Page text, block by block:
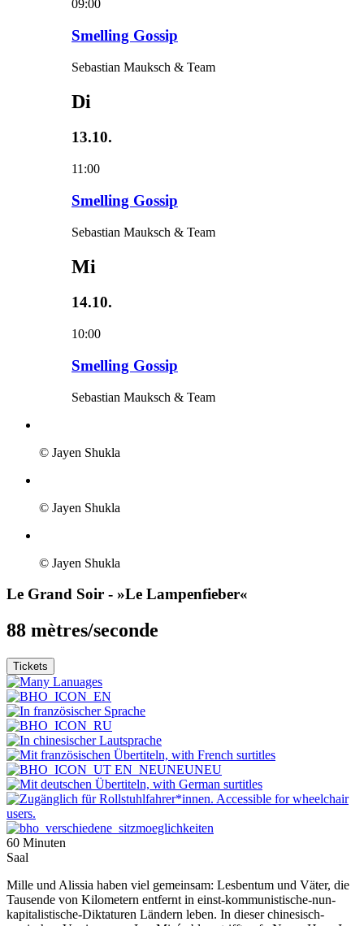
09:00
Smelling Gossip
Sebastian Mauksch & Team
Di
13.10.
11:00
Smelling Gossip
Sebastian Mauksch & Team
Mi
14.10.
10:00
Smelling Gossip
Sebastian Mauksch & Team
© Jayen Shukla
© Jayen Shukla
© Jayen Shukla
Le Grand Soir - »Le Lampenfieber«
88 mètres/seconde
Tickets
60 Minuten
Saal
Mille und Alissia haben viel gemeinsam: Lesbentum und Väter, die
Tausende von Kilometern entfernt in einst-kommunistische-nun-
kapitalistische-Diktaturen Ländern leben. In dieser chinesisch-